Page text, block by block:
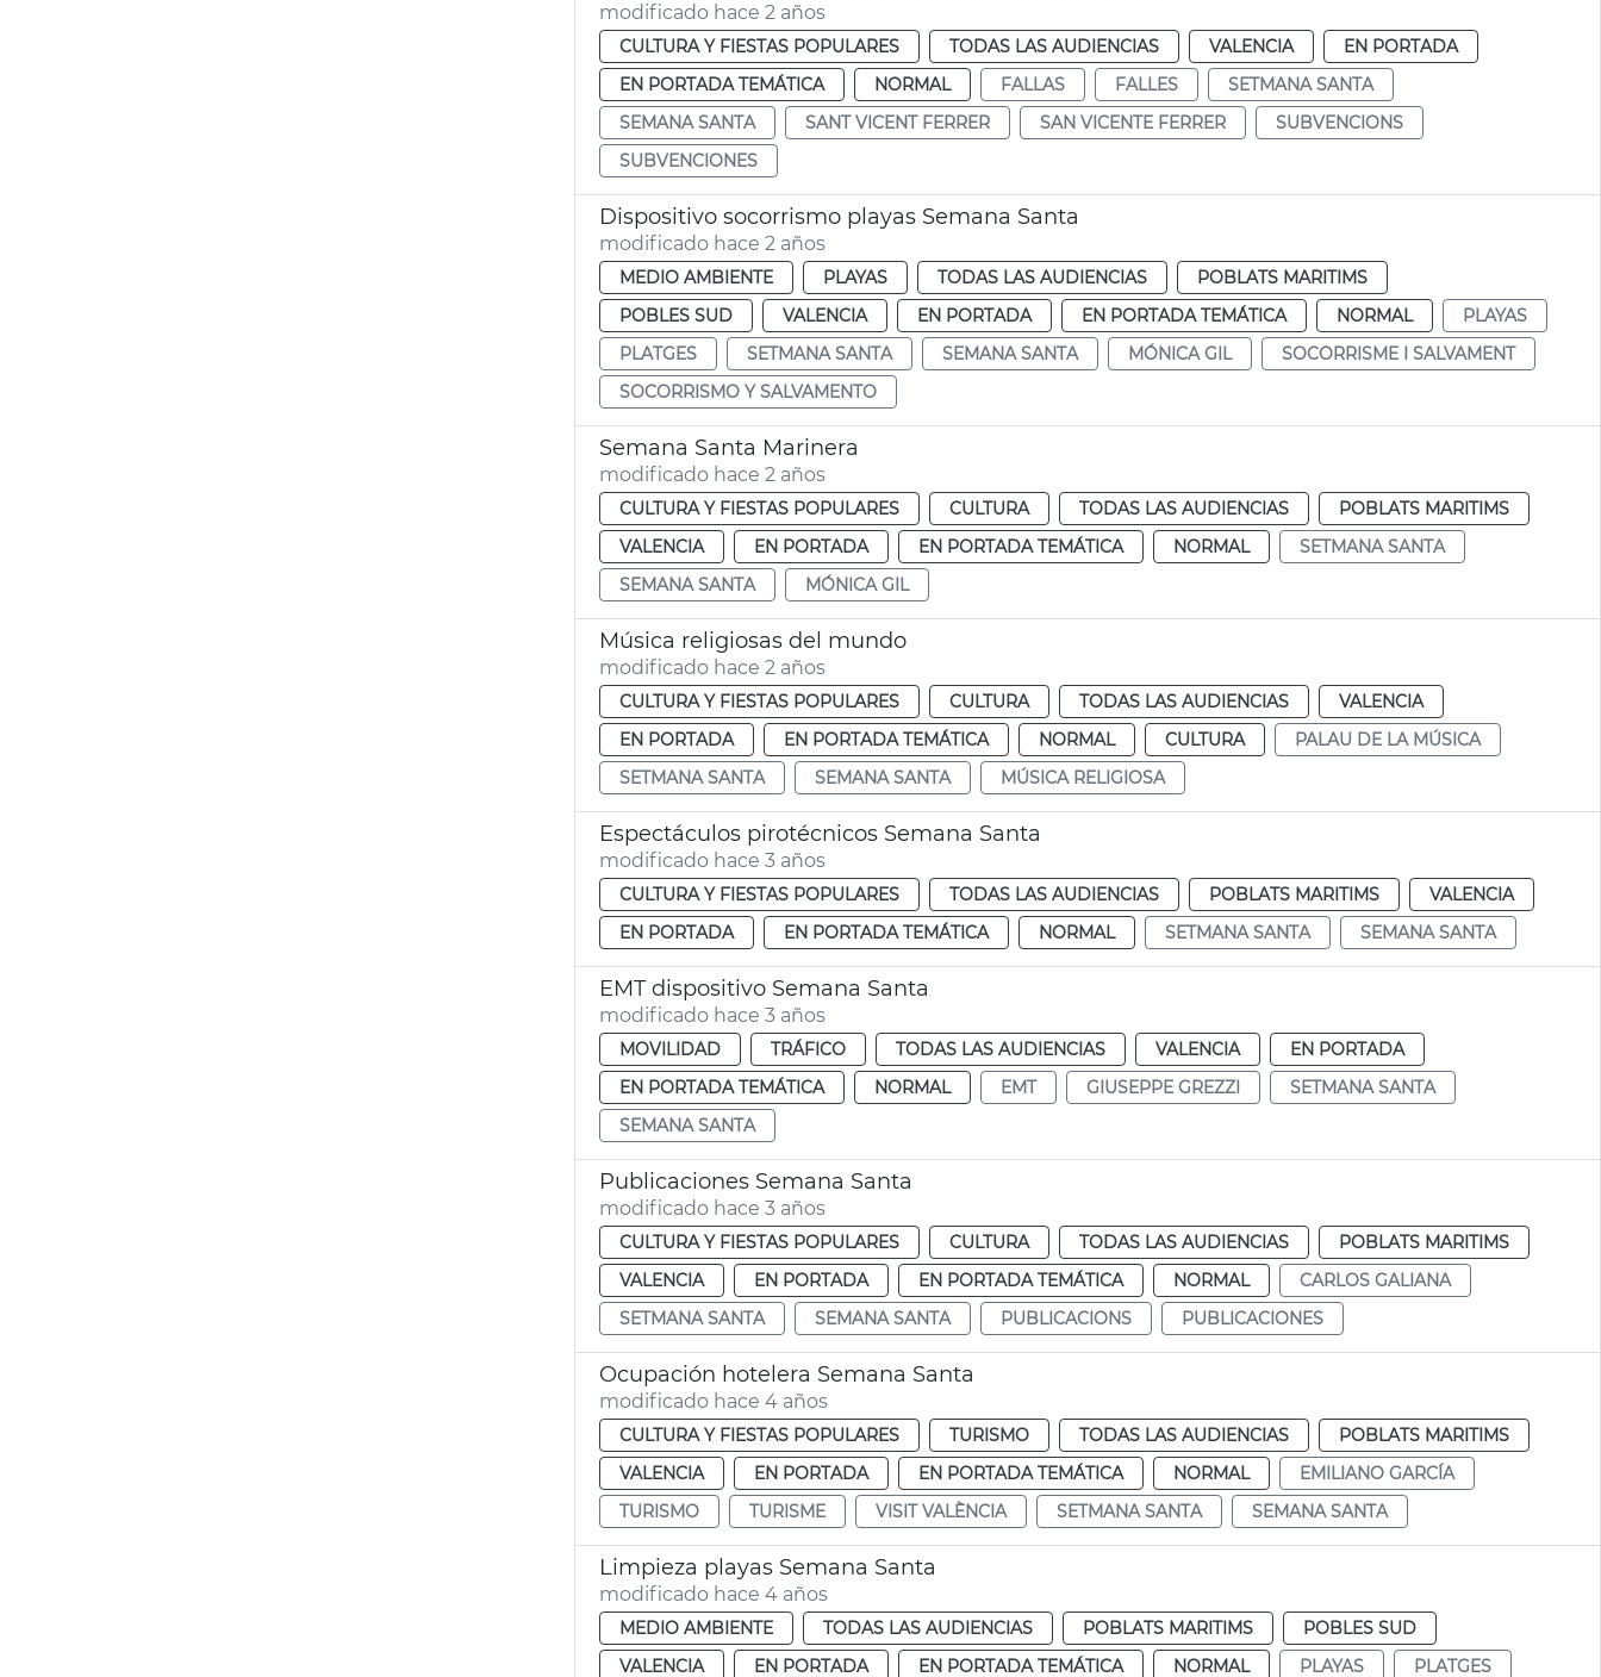
modificado hace 2 años
CULTURA Y FIESTAS POPULARES TODAS LAS AUDIENCIAS VALENCIA
EN PORTADA
EN PORTADA TEMÁTICA
NORMAL FALLAS FALLES
SETMANA SANTA
SEMANA SANTA
SANT VICENT FERRER SAN VICENTE FERRER
SUBVENCIONS
SUBVENCIONES
Dispositivo socorrismo playas Semana Santa
modificado hace 2 años
MEDIO AMBIENTE PLAYAS TODAS LAS AUDIENCIAS
POBLATS MARITIMS
POBLES SUD
VALENCIA EN PORTADA EN PORTADA TEMÁTICA NORMAL
PLAYAS
PLATGES
SETMANA SANTA SEMANA SANTA MÓNICA GIL
SOCORRISME I SALVAMENT
SOCORRISMO Y SALVAMENTO
Semana Santa Marinera
modificado hace 2 años
CULTURA Y FIESTAS POPULARES CULTURA TODAS LAS AUDIENCIAS
POBLATS MARITIMS
VALENCIA
EN PORTADA EN PORTADA TEMÁTICA NORMAL
SETMANA SANTA
SEMANA SANTA
MÓNICA GIL
Música religiosas del mundo
modificado hace 2 años
CULTURA Y FIESTAS POPULARES CULTURA TODAS LAS AUDIENCIAS
VALENCIA
EN PORTADA
EN PORTADA TEMÁTICA NORMAL CULTURA
PALAU DE LA MÚSICA
SETMANA SANTA
SEMANA SANTA MÚSICA RELIGIOSA
Espectáculos pirotécnicos Semana Santa
modificado hace 3 años
CULTURA Y FIESTAS POPULARES TODAS LAS AUDIENCIAS POBLATS MARITIMS
VALENCIA
EN PORTADA
EN PORTADA TEMÁTICA NORMAL SETMANA SANTA SEMANA SANTA
EMT dispositivo Semana Santa
modificado hace 3 años
MOVILIDAD TRÁFICO TODAS LAS AUDIENCIAS VALENCIA
EN PORTADA
EN PORTADA TEMÁTICA
NORMAL EMT GIUSEPPE GREZZI
SETMANA SANTA
SEMANA SANTA
Publicaciones Semana Santa
modificado hace 3 años
CULTURA Y FIESTAS POPULARES CULTURA TODAS LAS AUDIENCIAS
POBLATS MARITIMS
VALENCIA
EN PORTADA EN PORTADA TEMÁTICA NORMAL
CARLOS GALIANA
SETMANA SANTA
SEMANA SANTA PUBLICACIONS PUBLICACIONES
Ocupación hotelera Semana Santa
modificado hace 4 años
CULTURA Y FIESTAS POPULARES TURISMO TODAS LAS AUDIENCIAS
POBLATS MARITIMS
VALENCIA
EN PORTADA EN PORTADA TEMÁTICA NORMAL
EMILIANO GARCÍA
TURISMO
TURISME VISIT VALÈNCIA SETMANA SANTA SEMANA SANTA
Limpieza playas Semana Santa
modificado hace 4 años
MEDIO AMBIENTE TODAS LAS AUDIENCIAS POBLATS MARITIMS
POBLES SUD
VALENCIA
EN PORTADA EN PORTADA TEMÁTICA NORMAL PLAYAS PLATGES